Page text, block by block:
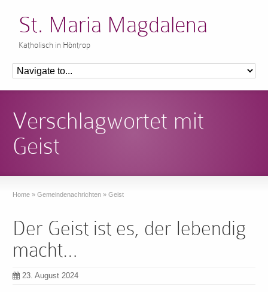
St. Maria Magdalena
Katholisch in Höntrop
Verschlagwortet mit
Geist
Home » Gemeindenachrichten » Geist
Der Geist ist es, der lebendig
macht…
23. August 2024